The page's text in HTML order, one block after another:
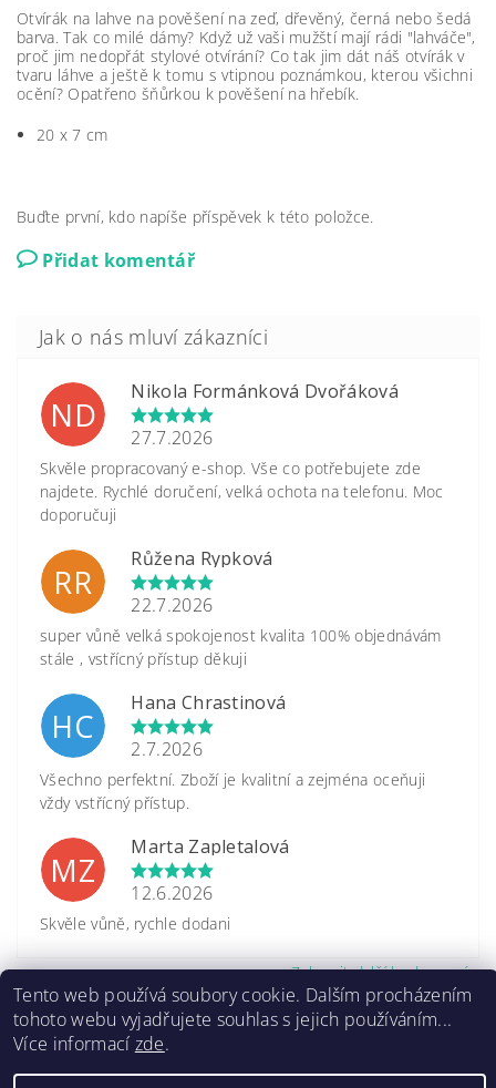
Otvírák na lahve na pověšení na zeď, dřevěný, černá nebo šedá
barva.Tak co milé dámy? Když už vaši mužští mají rádi "lahváče",
proč jim nedopřát stylové otvírání? Co tak jim dát náš otvírák v
tvaru láhve a ještě k tomu s vtipnou poznámkou, kterou všichni
ocění? Opatřeno šňůrkou k pověšení na hřebík.
20 x 7 cm
Buďte první, kdo napíše příspěvek k této položce.
Přidat komentář
ND
Nikola Formánková Dvořáková
27.7.2026
Skvěle propracovaný e-shop. Vše co potřebujete zde
najdete. Rychlé doručení, velká ochota na telefonu. Moc
doporučuji
RR
Růžena Rypková
22.7.2026
super vůně velká spokojenost kvalita 100% objednávám
stále , vstřícný přístup děkuji
HC
Hana Chrastinová
2.7.2026
Všechno perfektní. Zboží je kvalitní a zejména oceňuji
vždy vstřícný přístup.
MZ
Marta Zapletalová
12.6.2026
Skvěle vůně, rychle dodani
Zobrazit další hodnocení
Tento web používá soubory cookie. Dalším procházením
tohoto webu vyjadřujete souhlas s jejich používáním...
Více informací zde.